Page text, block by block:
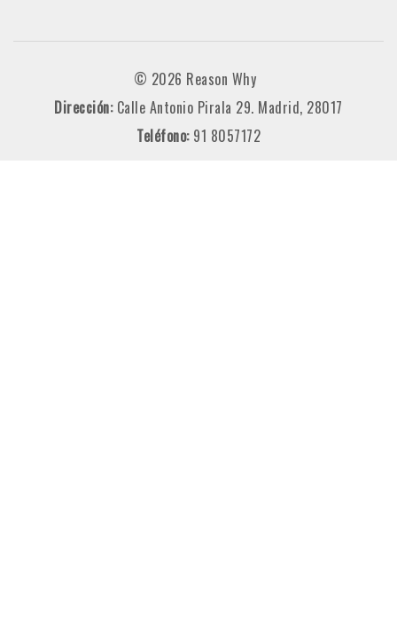
© 2026 Reason Why
Dirección: Calle Antonio Pirala 29. Madrid, 28017
Teléfono: 91 8057172